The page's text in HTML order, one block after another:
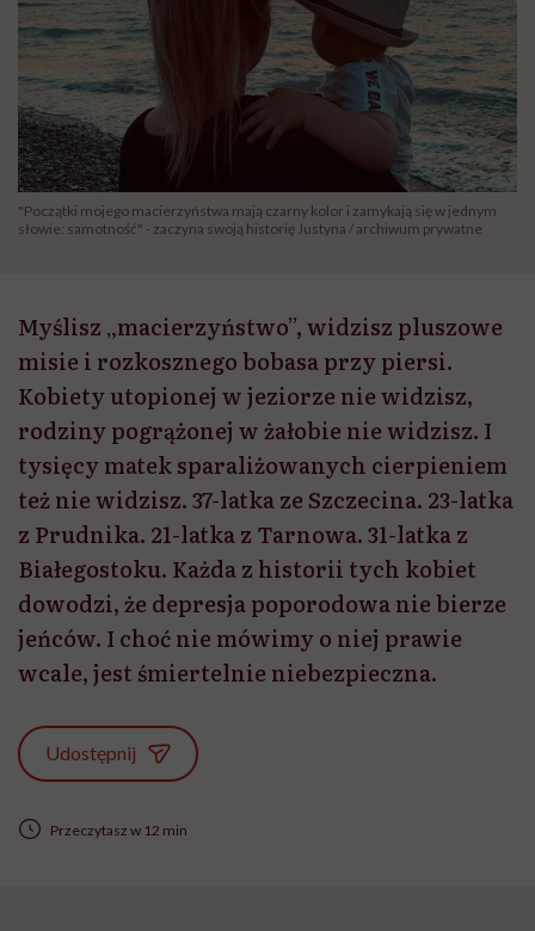
"Początki mojego macierzyństwa mają czarny kolor i zamykają się w jednym
słowie: samotność" - zaczyna swoją historię Justyna / archiwum prywatne
Myślisz „macierzyństwo”, widzisz pluszowe
misie i rozkosznego bobasa przy piersi.
Kobiety utopionej w jeziorze nie widzisz,
rodziny pogrążonej w żałobie nie widzisz. I
tysięcy matek sparaliżowanych cierpieniem
też nie widzisz. 37-latka ze Szczecina. 23-latka
z Prudnika. 21-latka z Tarnowa. 31-latka z
Białegostoku. Każda z historii tych kobiet
dowodzi, że depresja poporodowa nie bierze
jeńców. I choć nie mówimy o niej prawie
wcale, jest śmiertelnie niebezpieczna.
Udostępnij
Przeczytasz w 12 min